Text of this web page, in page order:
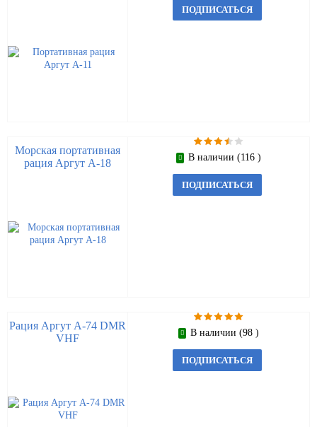
ПОДПИСАТЬСЯ
Морская портативная
рация Аргут А-18
В наличии (116 )
ПОДПИСАТЬСЯ
Рация Аргут А-74 DMR
VHF
В наличии (98 )
ПОДПИСАТЬСЯ